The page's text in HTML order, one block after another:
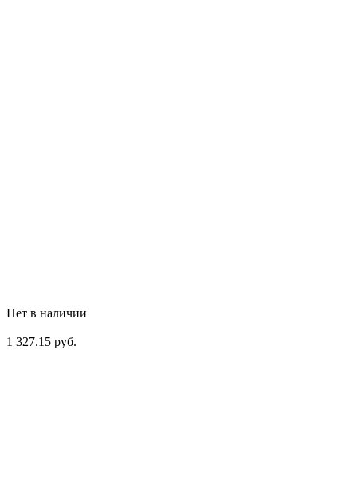
Нет в наличии
1 327.15 руб.